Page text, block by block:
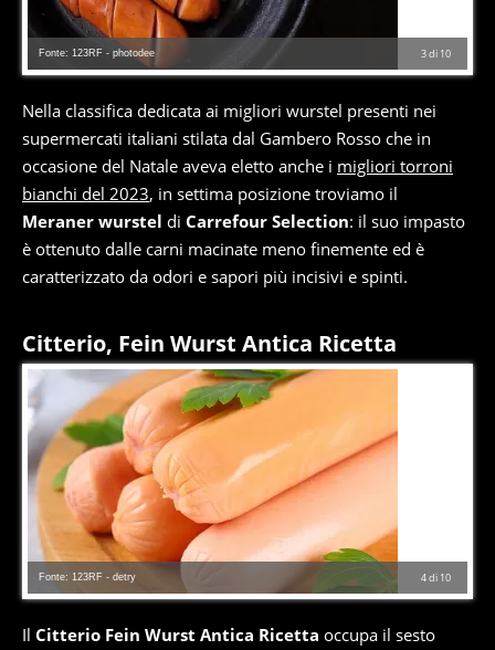
3di 10
Fonte: 123RF - photodee
Nella classifica dedicata ai migliori wurstel presenti nei
supermercati italiani stilata dal Gambero Rosso che in
occasione del Natale aveva eletto anche i migliori torroni
bianchi del 2023, in settima posizione troviamo il
Meraner wurstel di Carrefour Selection: il suo impasto
è ottenuto dalle carni macinate meno finemente ed è
caratterizzato da odori e sapori più incisivi e spinti.
Citterio, Fein Wurst Antica Ricetta
4di 10
Fonte: 123RF - detry
Il Citterio Fein Wurst Antica Ricetta occupa il sesto